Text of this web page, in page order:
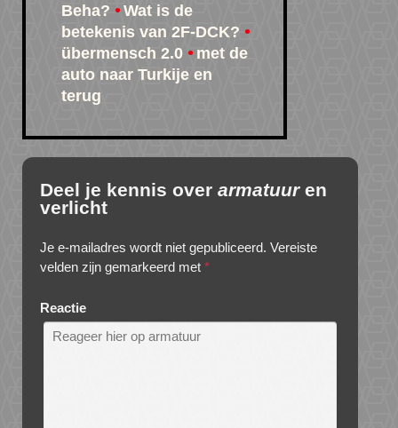
Beha?
Wat is de
betekenis van 2F-DCK?
übermensch 2.0
met de
auto naar Turkije en
terug
Deel je kennis over armatuuren
verlicht
Je e-mailadres wordt niet gepubliceerd. Vereiste
velden zijn gemarkeerd met *
Reactie